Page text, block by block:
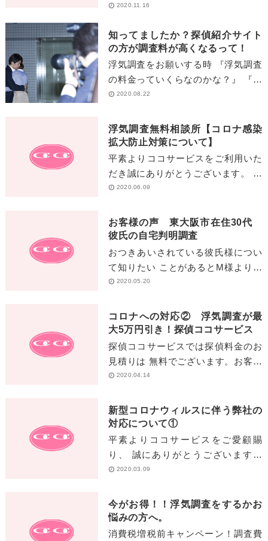
『Ｇｏ Ｔｏ トラベルキャンペーン
コロナで[…]
2020.11.16
知ってましたか？探偵紹介サイト
の方が調査料が高くなるって！
浮気調査をお願いする時 『浮気調査
の料金っていくらなのかな？』 『料
金の安い探偵社ってどこなんだろ
と浮気の証拠を[…]
2020.08.22
浮気調査無料相談所【コロナ感染
拡大防止対策について】
平素よりココサービスをご利用いた
だき誠にありがとうございます。 新
型コロナウイルスに罹患された方々
舞い申しあげます[…]
2020.06.09
お客様の声 東大阪市在住30代
彼氏の自宅判明調査
おつきあいされている彼氏様につい
て知りたい ことがあるとM様よりメ
ールにてご相談がござい ました。
が[…]
2020.05.20
コロナへの対応② 浮気調査が最
大5万円引き！探偵ココサービス
探偵ココサービスでは探偵料金のお
見積りは 無料でございます。お客様
の現在の状況 （夫や彼・妻や彼女の
か（慰謝[…]
2020.04.14
新型コロナウィルスに伴う弊社の
対応について①
平素よりココサービスをご愛顧賜
り、 誠にありがとうございます。
新型コロナウイルス感染症に罹患さ
心からお見舞い申し上げます[…]
2020.03.09
今がお得！！浮気調査をするかお
悩みの方へ。
消費税増税前キャンペーン！調査費